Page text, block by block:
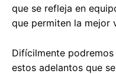
que se refleja en
que permiten la mejor
Difícilmente
estos adelantos que